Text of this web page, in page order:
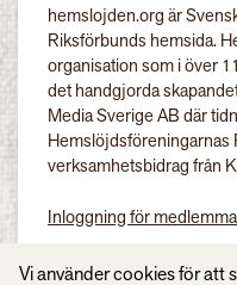
hemslojden.org är
Riksförbunds hemsida.
organisation som i över
det handgjorda
Media Sverige AB där
Hemslöjdsföreningarnas
verksamhetsbidrag från
Inloggning för
Vi använder cookies för att